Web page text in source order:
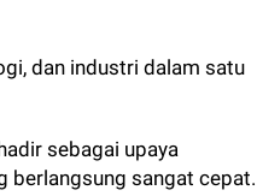
dan industri dalam satu
sebagai upaya
berlangsung sangat cepat.